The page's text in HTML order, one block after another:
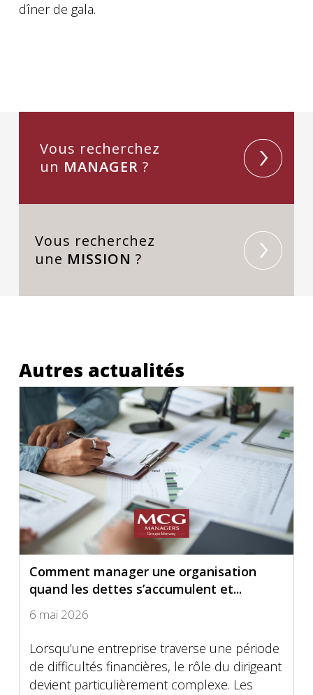
dîner de gala.
Vous recherchez
un MANAGER ?
Vous recherchez
une MISSION ?
Autres actualités
Comment manager une organisation
quand les dettes s’accumulent et...
6 mai 2026
Lorsqu’une entreprise traverse une période
de difficultés financières, le rôle du dirigeant
devient particulièrement complexe. Les